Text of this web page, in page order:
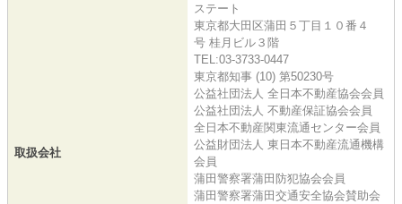
取扱会社
ステート
東京都大田区蒲田５丁目１０番４
号 桂月ビル３階
TEL:03-3733-0447
東京都知事 (10) 第50230号
公益社団法人 全日本不動産協会会員
公益社団法人 不動産保証協会会員
全日本不動産関東流通センター会員
公益財団法人 東日本不動産流通機構
会員
蒲田警察署蒲田防犯協会会員
蒲田警察署蒲田交通安全協会賛助会